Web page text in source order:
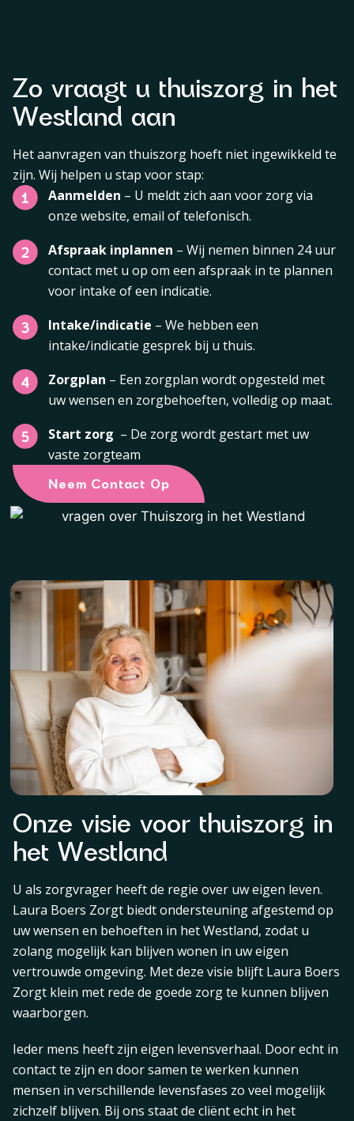
Zo vraagt u thuiszorg in het
Westland aan
Het aanvragen van thuiszorg hoeft niet ingewikkeld te
zijn. Wij helpen u stap voor stap:
Aanmelden – U meldt zich aan voor zorg via
onze website, email of telefonisch.
Afspraak inplannen – Wij nemen binnen 24 uur
contact met u op om een afspraak in te plannen
voor intake of een indicatie.
Intake/indicatie – We hebben een
intake/indicatie gesprek bij u thuis.
Zorgplan – Een zorgplan wordt opgesteld met
uw wensen en zorgbehoeften, volledig op maat.
Start zorg – De zorg wordt gestart met uw
vaste zorgteam
Neem Contact Op
Onze visie voor thuiszorg in
het Westland
U als zorgvrager heeft de regie over uw eigen leven.
Laura Boers Zorgt biedt ondersteuning afgestemd op
uw wensen en behoeften in het Westland, zodat u
zolang mogelijk kan blijven wonen in uw eigen
vertrouwde omgeving. Met deze visie blijft Laura Boers
Zorgt klein met rede de goede zorg te kunnen blijven
waarborgen.
Ieder mens heeft zijn eigen levensverhaal. Door echt in
contact te zijn en door samen te werken kunnen
mensen in verschillende levensfases zo veel mogelijk
zichzelf blijven. Bij ons staat de cliënt echt in het